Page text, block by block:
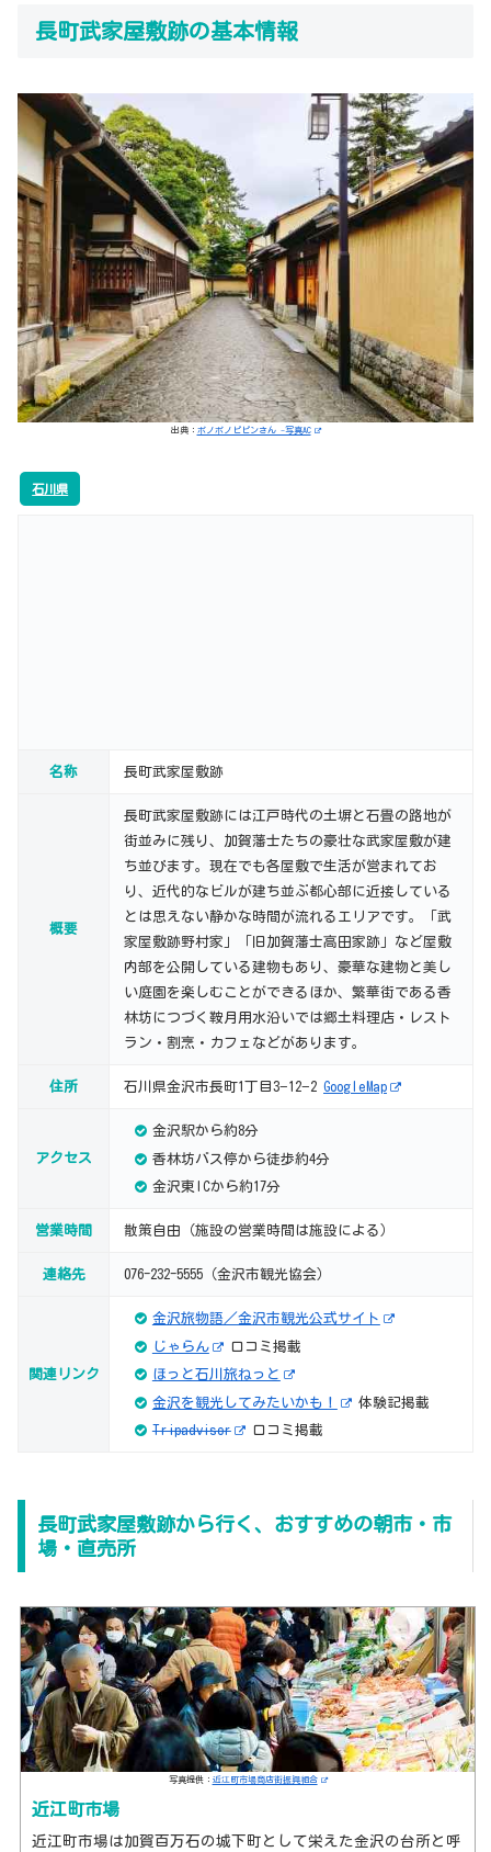
長町武家屋敷跡の基本情報
出典： ポノポノピピンさん -写真AC
石川県
名称 長町武家屋敷跡
概要
長町武家屋敷跡には江戸時代の土塀と石畳の路地が
街並みに残り、加賀藩士たちの豪壮な武家屋敷が建
ち並びます。現在でも各屋敷で生活が営まれてお
り、近代的なビルが建ち並ぶ都心部に近接している
とは思えない静かな時間が流れるエリアです。「武
家屋敷跡野村家」「旧加賀藩士高田家跡」など屋敷
内部を公開している建物もあり、豪華な建物と美し
い庭園を楽しむことができるほか、繁華街である香
林坊につづく鞍月用水沿いでは郷土料理店・レスト
ラン・割烹・カフェなどがあります。
住所 石川県金沢市長町1丁目3−12−2 GoogleMap
アクセス
金沢駅から約8分
香林坊バス停から徒歩約4分
金沢東ICから約17分
営業時間 散策自由（施設の営業時間は施設による）
連絡先 076-232-5555（金沢市観光協会）
関連リンク
金沢旅物語／金沢市観光公式サイト
じゃらん
口コミ掲載
ほっと石川旅ねっと
金沢を観光してみたいかも！
体験記掲載
Tripadvisor
口コミ掲載
長町武家屋敷跡から行く、おすすめの朝市・市
場・直売所
写真提供： 近江町市場商店街振興組合
近江町市場
近江町市場は加賀百万石の城下町として栄えた金沢の台所と呼